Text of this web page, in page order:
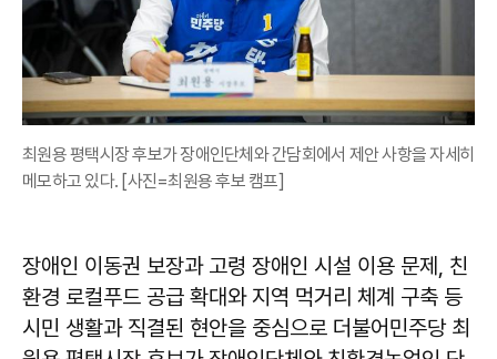
최원용 평택시장 후보가 장애인단체와 간담회에서 제안 사항을 자세히
메모하고 있다. [사진=최원용 후보 캠프]
장애인 이동권 보장과 고령 장애인 시설 이용 문제, 친
환경 로컬푸드 공급 확대와 지역 먹거리 체계 구축 등
시민 생활과 직결된 현안을 중심으로 더불어민주당 최